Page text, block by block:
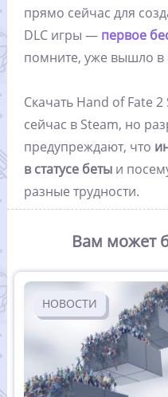
прямо сейчас для
DLC игры — первое
помните, уже вышло в
Скачать Hand of Fate
сейчас в Steam, но
предупреждают, что
в статусе беты и
разные трудности.
Вам может
НОВОСТИ